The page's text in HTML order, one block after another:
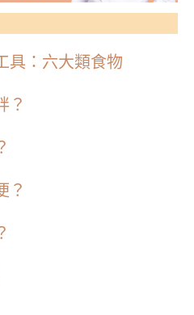
具：六大類食物
？
？